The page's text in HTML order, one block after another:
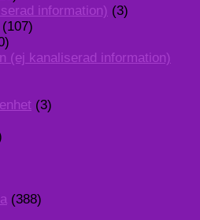
information) (3)
(107)
(ej kanaliserad information)
(3)
(388)